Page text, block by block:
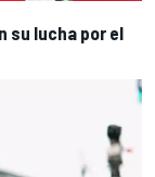
su lucha por el